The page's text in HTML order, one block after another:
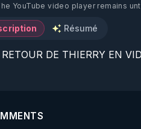
YouTube video player remains
Résumé
RETOUR DE THIERRY EN
RÉGÉNÈRE